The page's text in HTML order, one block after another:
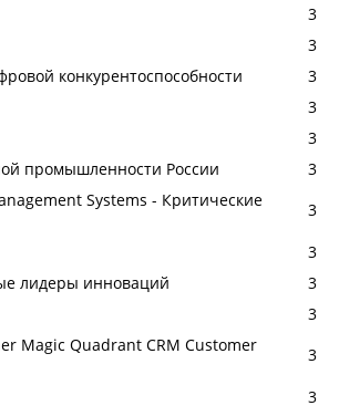
3
3
конкурентоспособности
3
3
3
промышленности России
3
Systems - Критические
3
3
лидеры инноваций
3
3
Magic Quadrant CRM Customer
3
3